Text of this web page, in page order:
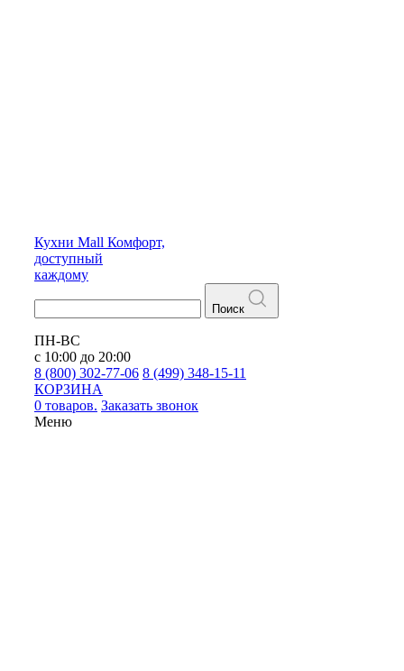
Кухни Mall Комфорт,
доступный
каждому
Поиск
ПН-ВС
с 10:00 до 20:00
8 (800) 302-77-06 8 (499) 348-15-11
КОРЗИНА
0 товаров. Заказать звонок
Меню